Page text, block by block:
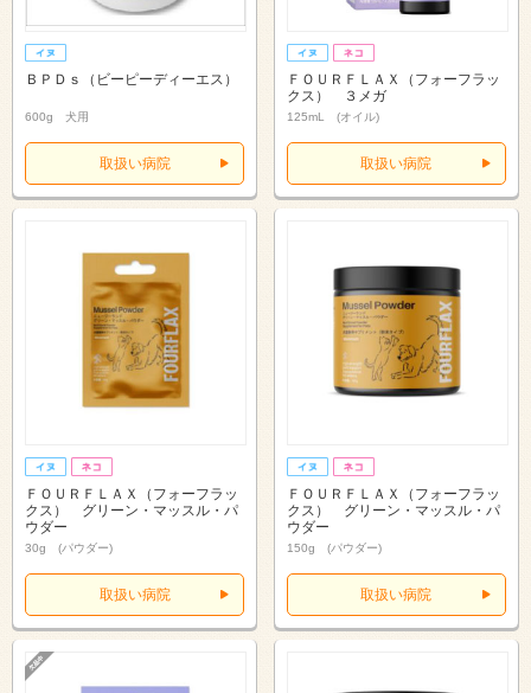
ＢＰＤｓ（ビーピーディーエス）
600g 犬用
取扱い病院
ＦＯＵＲＦＬＡＸ（フォーフラッ
クス） ３メガ
125mL (オイル)
取扱い病院
ＦＯＵＲＦＬＡＸ（フォーフラッ
クス） グリーン・マッスル・パ
ウダー
30g (パウダー)
取扱い病院
ＦＯＵＲＦＬＡＸ（フォーフラッ
クス） グリーン・マッスル・パ
ウダー
150g (パウダー)
取扱い病院